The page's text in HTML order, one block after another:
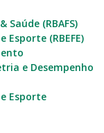
Saúde (RBAFS)
Esporte (RBEFE)
e Desempenho
Esporte